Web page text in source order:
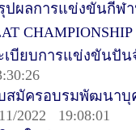
ปผลการแข่งขันกีฬา
CHAMPIONSHIP
เบียบการแข่งขันปัน
สมัครอบรมพัฒนาบุ
2022 19:08:01